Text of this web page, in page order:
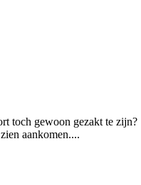
toch gewoon gezakt te zijn?
aankomen....